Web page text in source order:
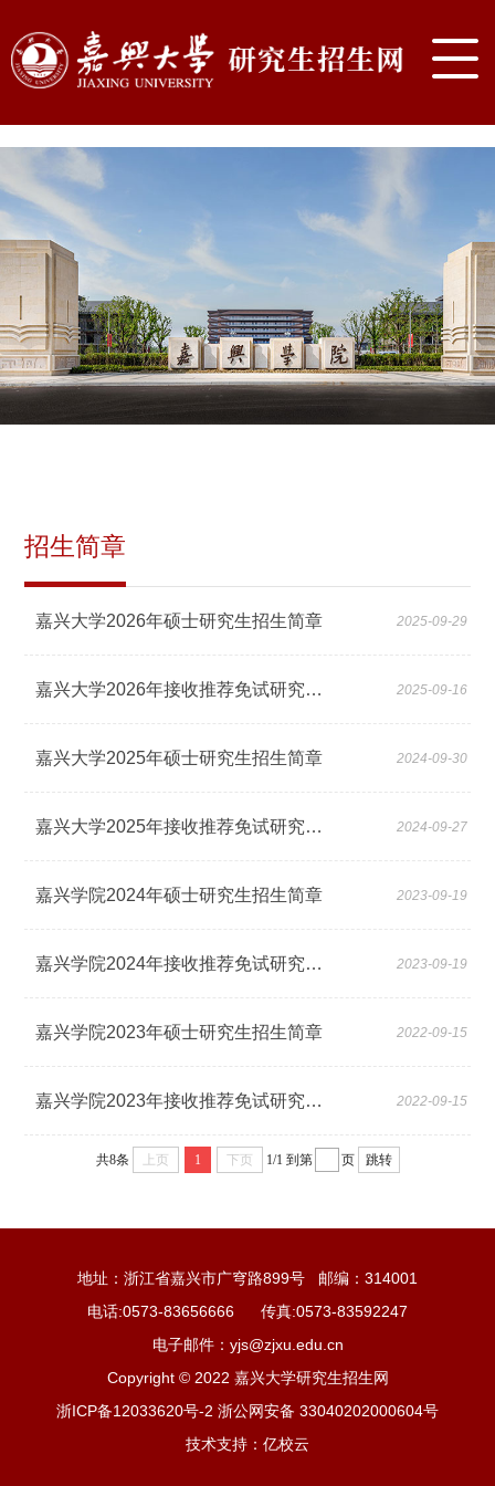
招生简章
嘉兴大学2026年硕士研究生招生简章 2025-09-29
嘉兴大学2026年接收推荐免试研究生章程 2025-09-16
嘉兴大学2025年硕士研究生招生简章 2024-09-30
嘉兴大学2025年接收推荐免试研究生章程 2024-09-27
嘉兴学院2024年硕士研究生招生简章 2023-09-19
嘉兴学院2024年接收推荐免试研究生章程 2023-09-19
嘉兴学院2023年硕士研究生招生简章 2022-09-15
嘉兴学院2023年接收推荐免试研究生章程 2022-09-15
共8条 上页 1 下页 1/1 到第 页 跳转
地址：浙江省嘉兴市广穹路899号 邮编：314001
电话:0573-83656666 传真:0573-83592247
电子邮件：yjs@zjxu.edu.cn
Copyright © 2022 嘉兴大学研究生招生网
浙ICP备12033620号-2 浙公网安备 33040202000604号
技术支持：亿校云